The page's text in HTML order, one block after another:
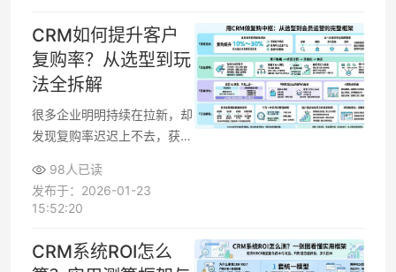
应速度、处理闭环、服务质量
三个指标来设计使用方式，客
服效率和客户满意度通常都会
出现可量化改观。
CRM如何提升客户
复购率？从选型到玩
法全拆解
很多企业明明持续在拉新，却
发现复购率迟迟上不去，获客
客户带来长期增长，需要把
CRM 当成“客户复购中枢系
群、自动化营销和会员体系做
系统化设计，让复购从“碰运
98人已读
发布于：2026-01-23
15:52:20
CRM系统ROI怎么